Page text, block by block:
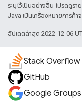
ระบุไว้เป็นอย่างอื่น โปรดดูรา
Java เป็นเครื่องหมายการค้
อัปเดตล่าสุด 2022-12-06
Stack Overflow
GitHub
Google Groups